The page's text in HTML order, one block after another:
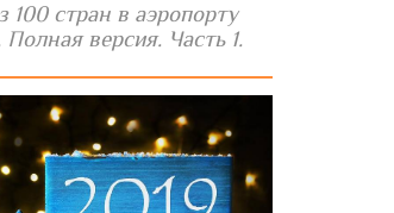
100 стран в аэропорту
версия. Часть 1.